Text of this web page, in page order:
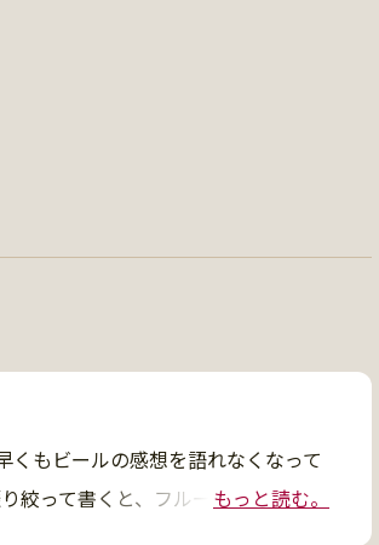
もビールの感想を語れなくなって
絞って書くと、フルーティだけとち
もっと読む。